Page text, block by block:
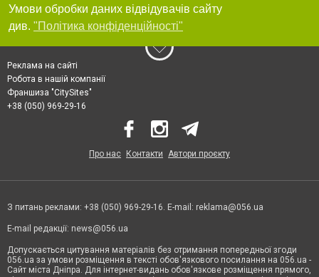
Умови обробки даних відвідувачів сайту
див. "Політика конфіденційності"
Реклама на сайті
Робота в нашій компанії
Франшиза "CitySites"
+38 (050) 969-29-16
Про нас Контакти Автори проєкту
З питань реклами: +38 (050) 969-29-16. E-mail: reklama@056.ua
E-mail редакції: news@056.ua
Допускається цитування матеріалів без отримання попередньої згоди
056.ua за умови розміщення в тексті обов'язкового посилання на 056.ua -
Сайт міста Дніпра. Для інтернет-видань обов'язкове розміщення прямого,